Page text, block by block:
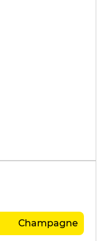
Champagne